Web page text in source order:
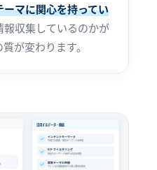
マに関心を持ってい
報収集しているのかが
が変わります。
活用するデータ・機能
インテントキーワード
外部での検索・調査キーワードを把握
ICP フィルタリング
特定のキーワードを持つ企業を把握
閲覧テーマの把握
サイト内の閲覧傾向から関心領域を推定